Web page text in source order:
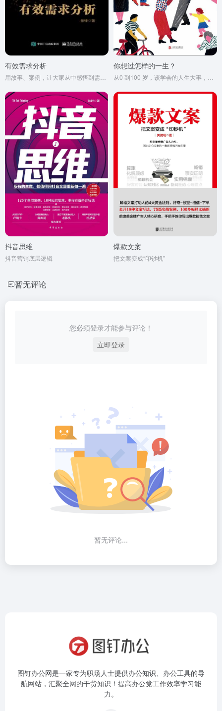
有效需求分析 你想过怎样的一生？
抖音思维
抖音营销底层逻辑
爆款文案
把文案变成“印钞机”
暂无评论
您必须登录才能参与评论！
立即登录
暂无评论...
图钉办公网是一家专为职场人士提供办公知识、办公工具的导
航网站，汇聚全网的干货知识！提高办公党工作效率学习能
力。